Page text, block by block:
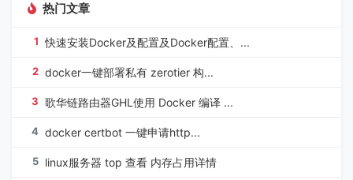
热门文章
1 快速安装Docker及配置及Docker配置、...
2 docker一键部署私有 zerotier 构...
3 歌华链路由器GHL使用 Docker 编译 ...
4 docker certbot 一键申请http...
5 linux服务器 top 查看 内存占用详情